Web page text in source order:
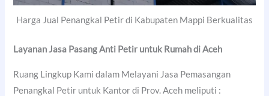
Harga Jual Penangkal Petir di Kabupaten Mappi Berkualitas
Layanan Jasa Pasang Anti Petir untuk Rumah di Aceh
Ruang Lingkup Kami dalam Melayani Jasa Pemasangan
Penangkal Petir untuk Kantor di Prov. Aceh meliputi :